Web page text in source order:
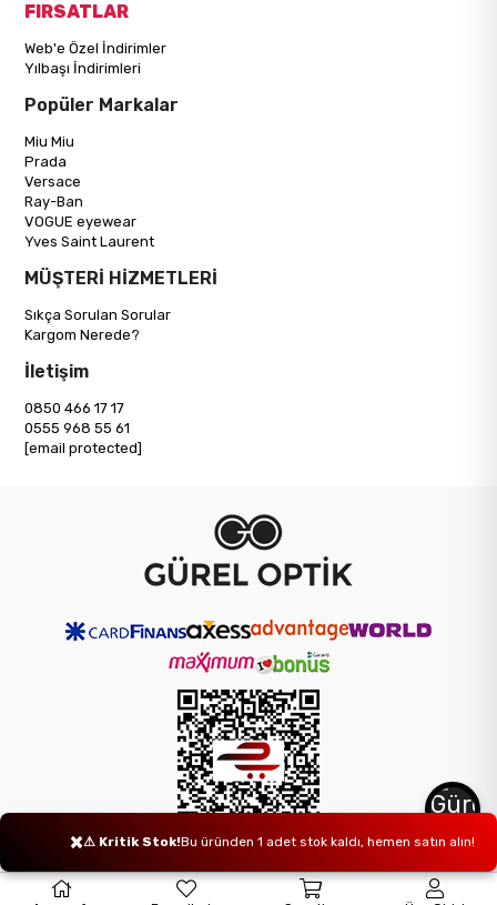
FIRSATLAR
Web'e Özel İndirimler
Yılbaşı İndirimleri
Popüler Markalar
Miu Miu
Prada
Versace
Ray-Ban
VOGUE eyewear
Yves Saint Laurent
MÜŞTERİ HİZMETLERİ
Sıkça Sorulan Sorular
Kargom Nerede?
İletişim
0850 466 17 17
0555 968 55 61
[email protected]
www.gureloptik.com.tr - Tüm Hakları Saklıdır.
×⚠ Kritik Stok!Bu üründen 1 adet stok kaldı, hemen satın alın!